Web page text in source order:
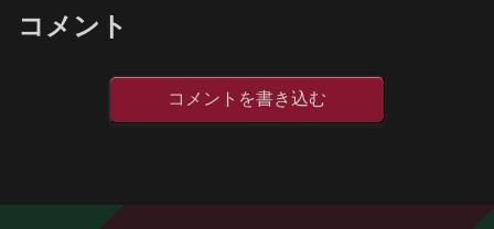
コメント
コメントを書き込む